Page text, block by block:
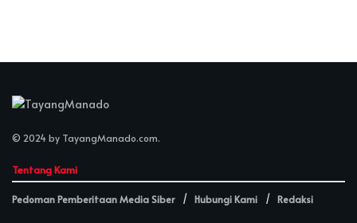
© 2024 by TayangManado.com.
Tentang Kami
Pedoman Pemberitaan Media Siber Hubungi Kami Redaksi